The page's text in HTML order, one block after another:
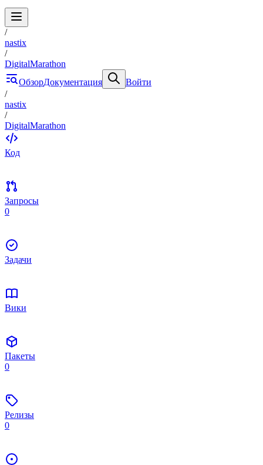
/
nastix
/
DigitalMarathon
ОбзорДокументация
Войти
/
nastix
/
DigitalMarathon
Код
Запросы
0
Задачи
Вики
Пакеты
0
Релизы
0